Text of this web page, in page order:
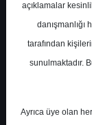
açıklamalar
tarafından
sunulmaktadır.
Ayrıca üye olan